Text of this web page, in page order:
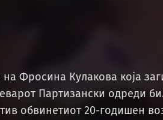
Фросина Кулакова која
Партизански одреди
обвинетиот 20-годишен